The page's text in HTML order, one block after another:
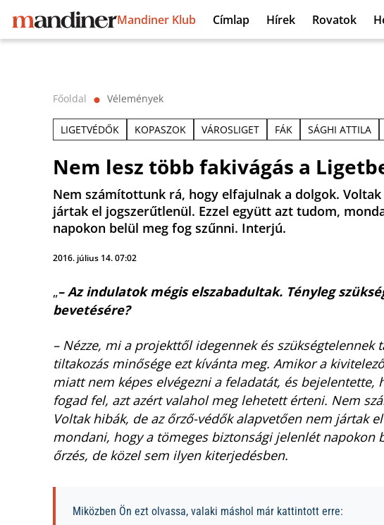
Mandiner Klub Címlap Hírek Rovatok
Főoldal ⬤ Vélemények
LIGETVÉDŐK KOPASZOK VÁROSLIGET FÁK SÁGHI ATTILA
Nem lesz több fakivágás a
Nem számítottunk rá, hogy elfajulnak a dolgok.
jártak el jogszerűtlenül. Ezzel együtt azt tudom,
napokon belül meg fog szűnni. Interjú.
2016. július 14. 07:02
„– Az indulatok mégis elszabadultak. Tényleg
bevetésére?
– Nézze, mi a projekttől idegennek és szükségtelennek
tiltakozás minősége ezt kívánta meg. Amikor a
miatt nem képes elvégezni a feladatát, és
fogad fel, azt azért valahol meg lehetett érteni. Nem
Voltak hibák, de az őrző-védők alapvetően nem jártak
mondani, hogy a tömeges biztonsági jelenlét napokon
őrzés, de közel sem ilyen kiterjedésben.
Miközben Ön ezt olvassa, valaki máshol már kattintott erre: